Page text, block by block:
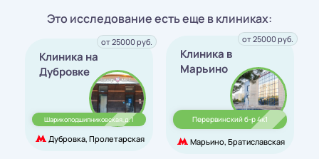
Это исследование есть еще в клиниках:
Клиника на
Дубровке
Шарикоподшипниковская,д. 1
Дубровка, Пролетарская
от 25000 руб.
Клиника в
Марьино
Перервинский б-р 4к1
Марьино, Братиславская
от 25000 руб.